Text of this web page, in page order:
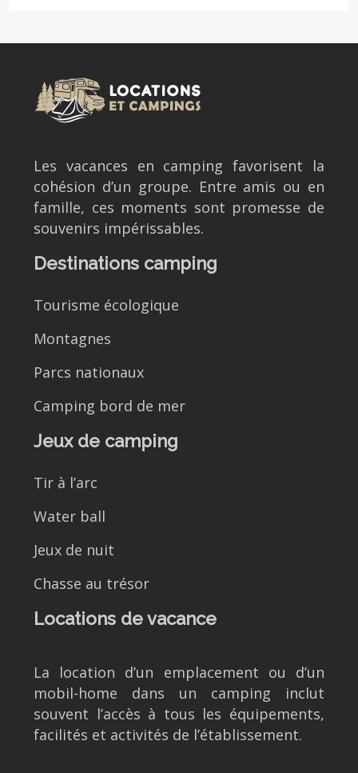
Les vacances en camping favorisent la
cohésion d’un groupe. Entre amis ou en
famille, ces moments sont promesse de
souvenirs impérissables.
Destinations camping
Tourisme écologique
Montagnes
Parcs nationaux
Camping bord de mer
Jeux de camping
Tir à l’arc
Water ball
Jeux de nuit
Chasse au trésor
Locations de vacance
La location d’un emplacement ou d’un
mobil-home dans un camping inclut
souvent l’accès à tous les équipements,
facilités et activités de l’établissement.